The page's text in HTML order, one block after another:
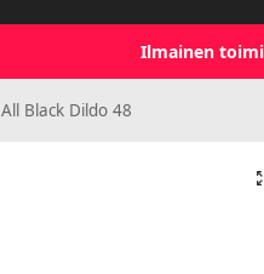
Ilmainen
All Black Dildo 48